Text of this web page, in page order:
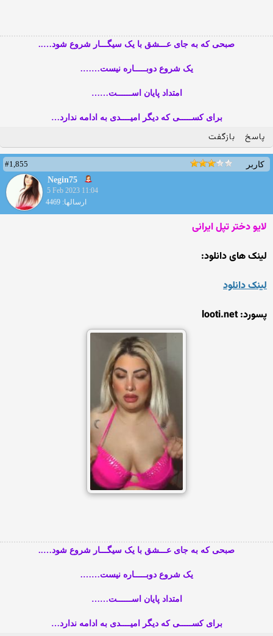
صبحی که به جای عـــشق با یک سیگـــار شروع شود…..
یک شروع دوبـــــاره نیست…….
امتداد پایان اســــــت……
برای کســـــی که دیگر امیــــدی به ادامه ندارد…
پاسخ بازگفت
کاربر
#1,855
Negin75
5 Feb 2023 11:04
ارسالها: 4469
لایو دختر تپل ایرانی
لینک های دانلود:
لینک دانلود
پسورد: looti.net
صبحی که به جای عـــشق با یک سیگـــار شروع شود…..
یک شروع دوبـــــاره نیست…….
امتداد پایان اســــــت……
برای کســـــی که دیگر امیــــدی به ادامه ندارد…